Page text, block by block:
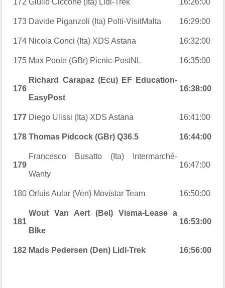
173 Davide Piganzoli (Ita) Polti-VisitMalta 16:29:00
174 Nicola Conci (Ita) XDS Astana 16:32:00
175 Max Poole (GBr) Picnic-PostNL 16:35:00
176
Richard Carapaz (Ecu) EF Education-
EasyPost
16:38:00
177 Diego Ulissi (Ita) XDS Astana 16:41:00
178 Thomas Pidcock (GBr) Q36.5 16:44:00
179
Francesco Busatto (Ita) Intermarché-
Wanty
16:47:00
180 Orluis Aular (Ven) Movistar Team 16:50:00
181
Wout Van Aert (Bel) Visma-Lease a
BIke
16:53:00
182 Mads Pedersen (Den) Lidl-Trek 16:56:00